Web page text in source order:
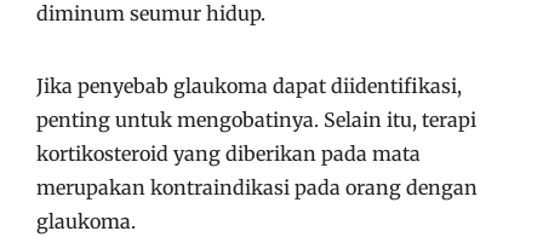
diminum seumur hidup.
Jika penyebab glaukoma dapat diidentifikasi,
penting untuk mengobatinya. Selain itu, terapi
kortikosteroid yang diberikan pada mata
merupakan kontraindikasi pada orang dengan
glaukoma.